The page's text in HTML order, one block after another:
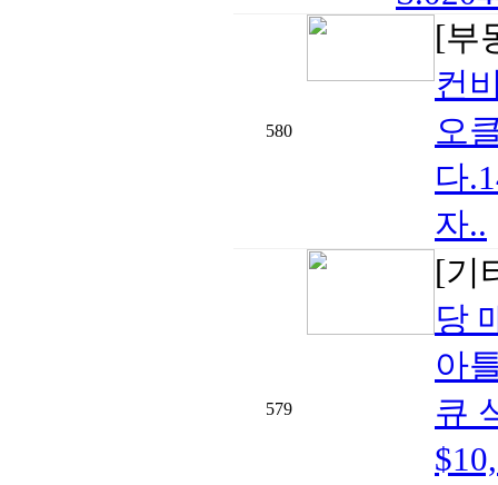
580
[부
컨
오
다
자..
579
[기
당
아
큐